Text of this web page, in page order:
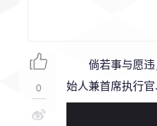
倘若事与愿
始人兼首席执行官
0